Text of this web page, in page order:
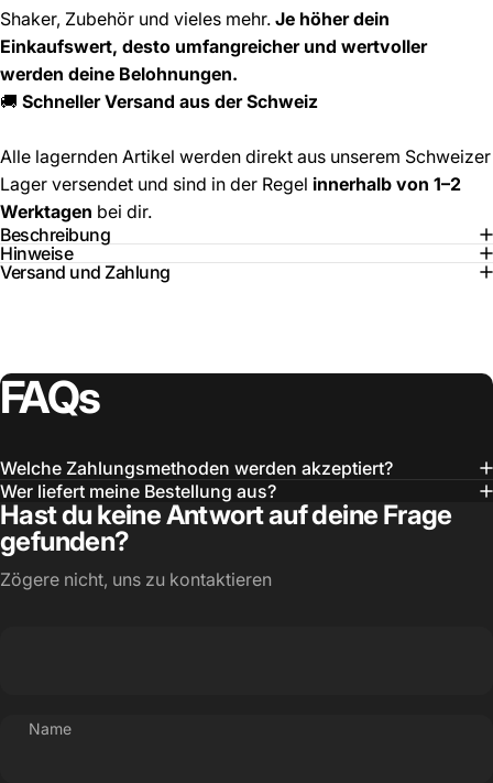
Shaker, Zubehör und vieles mehr. Je höher dein
Einkaufswert, desto umfangreicher und wertvoller
werden deine Belohnungen.
🚚 Schneller Versand aus der Schweiz
Alle lagernden Artikel werden direkt aus unserem Schweizer
Lager versendet und sind in der Regel innerhalb von 1–2
Werktagen bei dir.
Beschreibung
Hinweise
Versand und Zahlung
FAQs
Welche Zahlungsmethoden werden akzeptiert?
Wer liefert meine Bestellung aus?
Hast du keine Antwort auf deine Frage
gefunden?
Zögere nicht, uns zu kontaktieren
Name